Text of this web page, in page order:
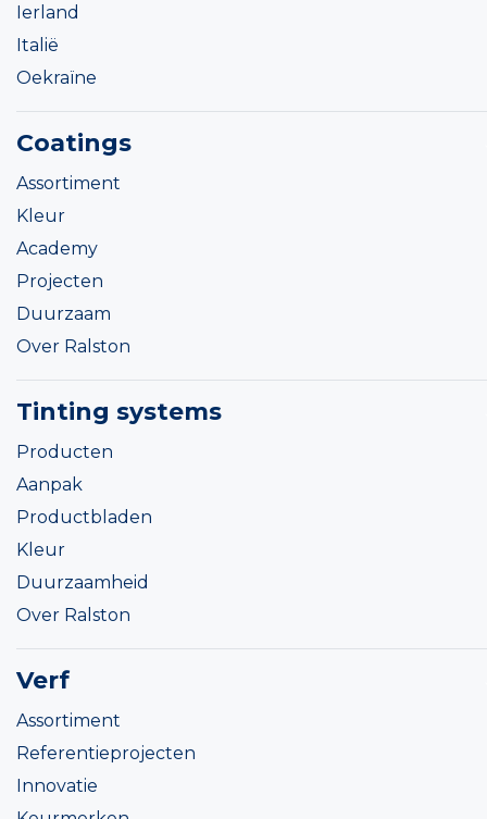
Ierland
Italië
Oekraïne
Coatings
Assortiment
Kleur
Academy
Projecten
Duurzaam
Over Ralston
Tinting systems
Producten
Aanpak
Productbladen
Kleur
Duurzaamheid
Over Ralston
Verf
Assortiment
Referentieprojecten
Innovatie